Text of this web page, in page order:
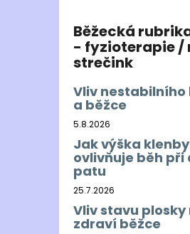
Běžecká
- fyzioterapie /
strečink
Vliv nestabilního
a běžce
5.8.2026
Jak výška
ovlivňuje běh při
patu
25.7.2026
Vliv stavu plosky
zdraví běžce